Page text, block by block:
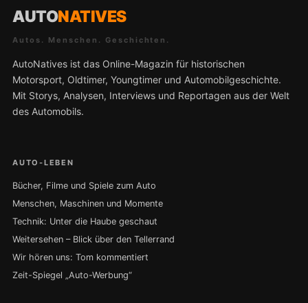
AUTONATIVES
Autos. Menschen. Geschichten.
AutoNatives ist das Online-Magazin für historischen
Motorsport, Oldtimer, Youngtimer und Automobilgeschichte.
Mit Storys, Analysen, Interviews und Reportagen aus der Welt
des Automobils.
AUTO-LEBEN
Bücher, Filme und Spiele zum Auto
Menschen, Maschinen und Momente
Technik: Unter die Haube geschaut
Weitersehen – Blick über den Tellerrand
Wir hören uns: Tom kommentiert
Zeit-Spiegel „Auto-Werbung“